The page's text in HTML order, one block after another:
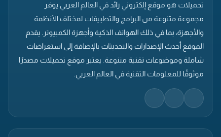
تحميلات هو موقع إلكتروني رائد في العالم العربي يوفر
مجموعة متنوعة من البرامج والتطبيقات لمختلف الأنظمة
والأجهزة، بما في ذلك الهواتف الذكية وأجهزة الكمبيوتر. يقدم
الموقع أحدث الإصدارات والتحديثات بالإضافة إلى استعراضات
شاملة وموضوعات تقنية متنوعة. يعتبر موقع تحميلات مصدرًا
موثوقًا للمعلومات التقنية في العالم العربي.